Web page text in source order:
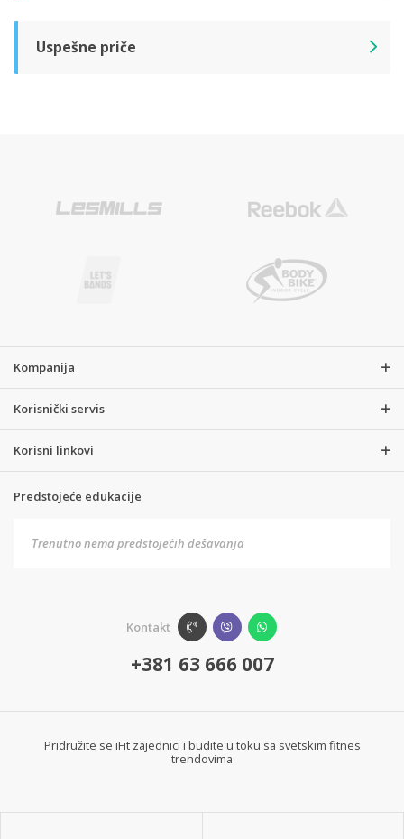
Uspešne priče
Kompanija
Korisnički servis
Korisni linkovi
Predstojeće edukacije
Trenutno nema predstojećih dešavanja
Kontakt
+381 63 666 007
Pridružite se iFit zajednici i budite u toku sa svetskim fitnes
trendovima